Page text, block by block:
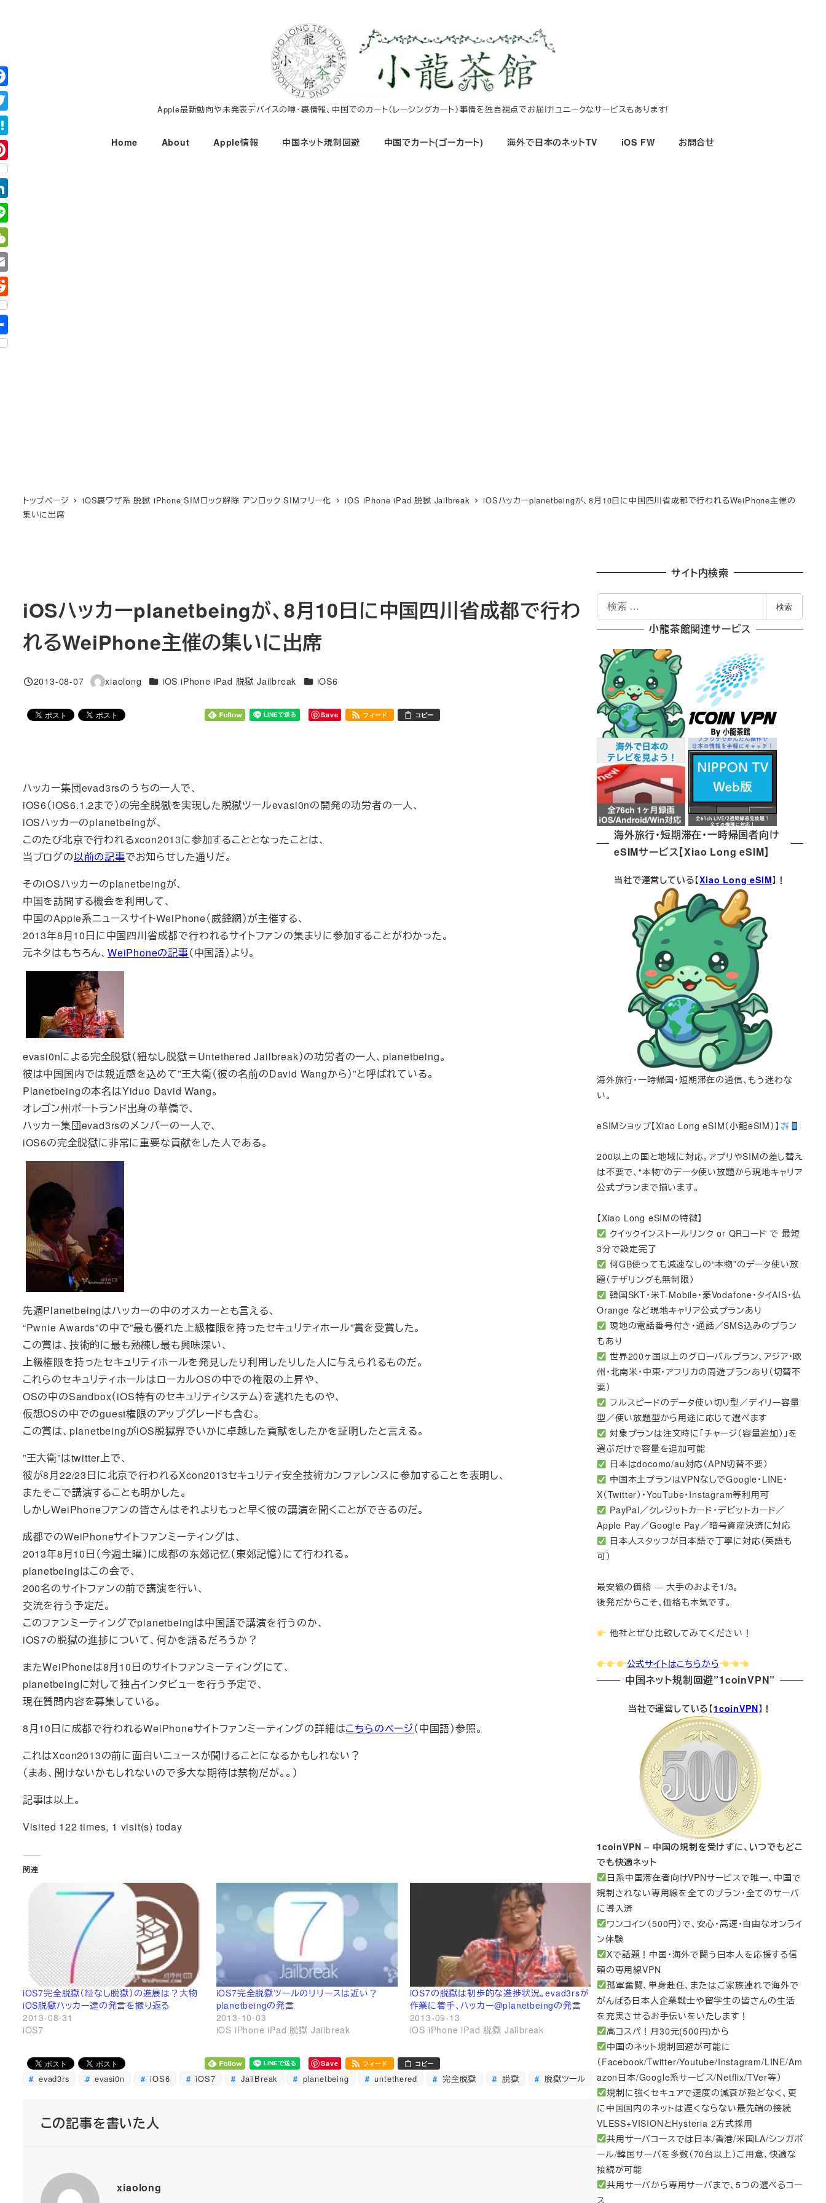
コ
ン
テ
ン
ツ
へ
移
動
Apple最新動向や未発表デバイスの噂・裏情報、中国でのカート（レーシングカート）事情を独自視点でお届け!ユニークなサービスもあります!
Home About Apple情報 中国ネット規制回避 中国でカート(ゴーカート) 海外で日本のネットTV iOS FW お問合せ
トップページ iOS裏ワザ系 脱獄 iPhone SIMロック解除 アンロック SIMフリー化 iOS iPhone iPad 脱獄 Jailbreak
iOSハッカーplanetbeingが、8月10日に中国四川省成都で行われるWeiPhone主催の
集いに出席
iOSハッカーplanetbeingが、8月10日に中国四川省成都で行わ
れるWeiPhone主催の集いに出席
投稿日
2013-08-07
著
xiaolong カテゴリー
iOS iPhone iPad 脱獄 Jailbreak カテゴリー
iOS6
Save フィード コピー
ハッカー集団evad3rsのうちの一人で、
iOS6（iOS6.1.2まで）の完全脱獄を実現した脱獄ツールevasi0nの開発の功労者の一人、
iOSハッカーのplanetbeingが、
このたび北京で行われるxcon2013に参加することとなったことは、
当ブログの以前の記事でお知らせした通りだ。
そのiOSハッカーのplanetbeingが、
中国を訪問する機会を利用して、
中国のApple系ニュースサイトWeiPhone（威鋒網）が主催する、
2013年8月10日に中国四川省成都で行われるサイトファンの集まりに参加することがわかった。
元ネタはもちろん、 WeiPhoneの記事（中国語）より。
evasi0nによる完全脱獄（紐なし脱獄＝Untethered Jailbreak）の功労者の一人、planetbeing。
彼は中国国内では親近感を込めて”王大衛（彼の名前のDavid Wangから）”と呼ばれている。
Planetbeingの本名はYiduo David Wang。
オレゴン州ポートランド出身の華僑で、
ハッカー集団evad3rsのメンバーの一人で、
iOS6の完全脱獄に非常に重要な貢献をした人である。
先週Planetbeingはハッカーの中のオスカーとも言える、
“Pwnie Awards”の中で”最も優れた上級権限を持ったセキュリティホール”賞を受賞した。
この賞は、技術的に最も熟練し最も興味深い、
上級権限を持ったセキュリティホールを発見したり利用したりした人に与えられるものだ。
これらのセキュリティホールはローカルOSの中での権限の上昇や、
OSの中のSandbox（iOS特有のセキュリティシステム）を逃れたものや、
仮想OSの中でのguest権限のアップグレードも含む。
この賞は、planetbeingがiOS脱獄界でいかに卓越した貢献をしたかを証明したと言える。
”王大衛”はtwitter上で、
彼が8月22/23日に北京で行われるXcon2013セキュリティ安全技術カンファレンスに参加することを表明し、
またそこで講演することも明かした。
しかしWeiPhoneファンの皆さんはそれよりもっと早く彼の講演を聞くことができるのだ。
成都でのWeiPhoneサイトファンミーティングは、
2013年8月10日（今週土曜）に成都の东郊记忆（東郊記憶）にて行われる。
planetbeingはこの会で、
200名のサイトファンの前で講演を行い、
交流を行う予定だ。
このファンミーティングでplanetbeingは中国語で講演を行うのか、
iOS7の脱獄の進捗について、何かを語るだろうか？
またWeiPhoneは8月10日のサイトファンミーティングにて、
planetbeingに対して独占インタビューを行う予定で、
現在質問内容を募集している。
8月10日に成都で行われるWeiPhoneサイトファンミーティングの詳細はこちらのページ（中国語）参照。
これはXcon2013の前に面白いニュースが聞けることになるかもしれない？
（まあ、聞けないかもしれないので多大な期待は禁物だが。。）
記事は以上。
Visited 122 times, 1 visit(s) today
関連
iOS7完全脱獄（紐なし脱獄）の進展は？大物
iOS脱獄ハッカー達の発言を振り返る
2013-08-31
iOS7
iOS7完全脱獄ツールのリリースは近い？
planetbeingの発言
2013-10-03
iOS iPhone iPad 脱獄 Jailbreak
iOS7の脱獄は初歩的な進捗状況。evad3rsが
作業に着手、ハッカー@planetbeingの発言
2013-09-13
iOS iPhone iPad 脱獄 Jailbreak
Save フィード コピー
evad3rs evasi0n iOS6 iOS7 JailBreak planetbeing untethered 完全脱獄 脱獄 脱獄ツール
この記事を書いた人
xiaolong
サイト内検索
索
検索
小龍茶館関連サービス
海外旅行・短期滞在・一時帰国者向け
eSIMサービス【Xiao Long eSIM】
当社で運営している【Xiao Long eSIM】！
海外旅行・一時帰国・短期滞在の通信、もう迷わな
い。
eSIMショップ【Xiao Long eSIM（小龍eSIM）】
200以上の国と地域に対応。アプリやSIMの差し替え
は不要で、“本物”のデータ使い放題から現地キャリア
公式プランまで揃います。
【Xiao Long eSIMの特徴】
クイックインストールリンク or QRコード で 最短
3分で設定完了
何GB使っても減速なしの“本物”のデータ使い放
題（テザリングも無制限）
韓国SKT・米T-Mobile・豪Vodafone・タイAIS・仏
Orange など現地キャリア公式プランあり
現地の電話番号付き・通話／SMS込みのプラン
もあり
世界200ヶ国以上のグローバルプラン、アジア・欧
州・北南米・中東・アフリカの周遊プランあり（切替不
要）
フルスピードのデータ使い切り型／デイリー容量
型／使い放題型から用途に応じて選べます
対象プランは注文時に「チャージ（容量追加）」を
選ぶだけで容量を追加可能
日本はdocomo/au対応（APN切替不要）
中国本土プランはVPNなしでGoogle・LINE・
X（Twitter）・YouTube・Instagram等利用可
PayPal／クレジットカード・デビットカード／
Apple Pay／Google Pay／暗号資産決済に対応
日本人スタッフが日本語で丁寧に対応（英語も
可）
最安級の価格 — 大手のおよそ1/3。
後発だからこそ、価格も本気です。
他社とぜひ比較してみてください！
公式サイトはこちらから
中国ネット規制回避”1coinVPN”
当社で運営している【1coinVPN】！
1coinVPN – 中国の規制を受けずに、いつでもどこ
でも快適ネット
日系中国滞在者向けVPNサービスで唯一、中国で
規制されない専用線を全てのプラン・全てのサーバ
に導入済
ワンコイン（500円）で、安心・高速・自由なオンライ
ン体験
Xで話題！中国・海外で闘う日本人を応援する信
頼の専用線VPN
孤軍奮闘、単身赴任、またはご家族連れで海外で
がんばる日本人企業戦士や留学生の皆さんの生活
を充実させるお手伝いをいたします！
高コスパ！月30元(500円)から
中国のネット規制回避が可能に
（Facebook/Twitter/Youtube/Instagram/LINE/Am
azon日本/Google系サービス/Netflix/TVer等）
規制に強くセキュアで速度の減衰が殆どなく、更
に中国国内のネットは遅くならない最先端の接続
VLESS+VISIONとHysteria 2方式採用
共用サーバコースでは日本/香港/米国LA/シンガポ
ール/韓国サーバを多数（70台以上）ご用意、快適な
接続が可能
共用サーバから専用サーバまで、5つの選べるコー
ス